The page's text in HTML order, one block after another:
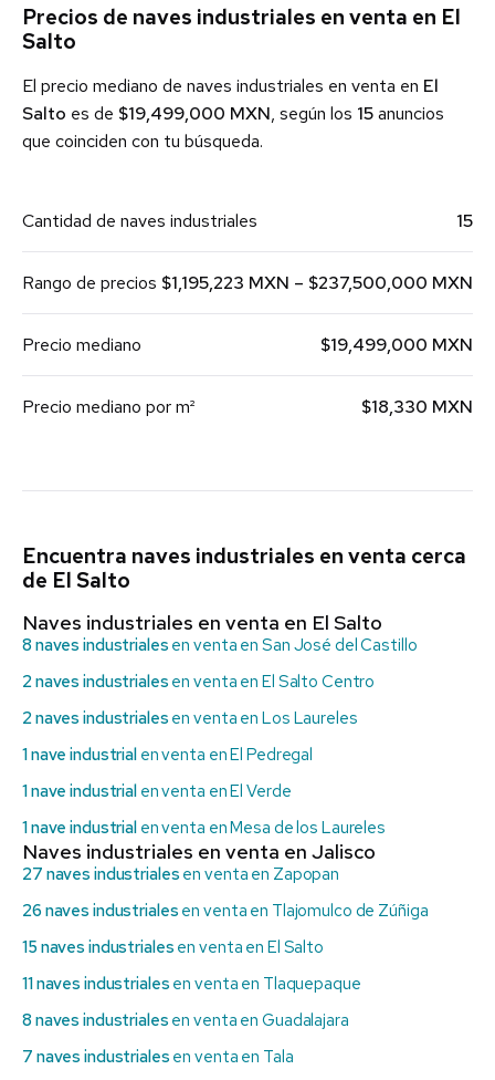
Precios de naves industriales en venta en El
Salto
El precio mediano de naves industriales en venta en El
Salto es de $19,499,000 MXN, según los 15anuncios
que coinciden con tu búsqueda.
Cantidad de naves industriales 15
Rango de precios $1,195,223 MXN – $237,500,000 MXN
Precio mediano $19,499,000 MXN
Precio mediano por m² $18,330 MXN
Encuentra naves industriales en venta cerca
de El Salto
Naves industriales en venta en El Salto
8 naves industriales en venta en San José del Castillo
2 naves industriales en venta en El Salto Centro
2 naves industriales en venta en Los Laureles
1 nave industrialen venta en El Pedregal
1 nave industrialen venta en El Verde
1 nave industrialen venta en Mesa de los Laureles
Naves industriales en venta en Jalisco
27 naves industriales en venta en Zapopan
26 naves industriales en venta en Tlajomulco de Zúñiga
15 naves industriales en venta en El Salto
11 naves industriales en venta en Tlaquepaque
8 naves industriales en venta en Guadalajara
7 naves industriales en venta en Tala